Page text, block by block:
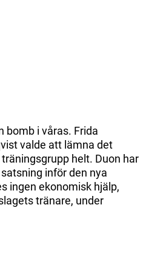
bomb i våras. Frida
valde att lämna det
helt. Duon har
inför den nya
ingen ekonomisk hjälp,
tränare, under